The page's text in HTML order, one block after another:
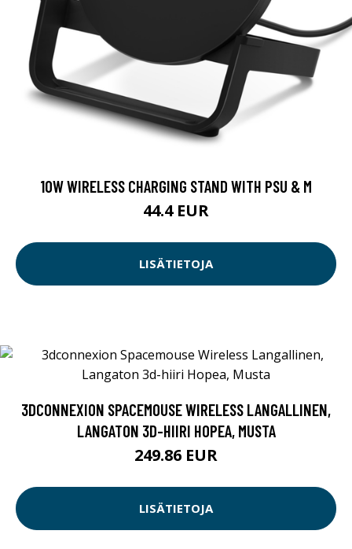
10W WIRELESS CHARGING STAND WITH PSU & M
44.4 EUR
LISÄTIETOJA
3DCONNEXION SPACEMOUSE WIRELESS LANGALLINEN,
LANGATON 3D-HIIRI HOPEA, MUSTA
249.86 EUR
LISÄTIETOJA